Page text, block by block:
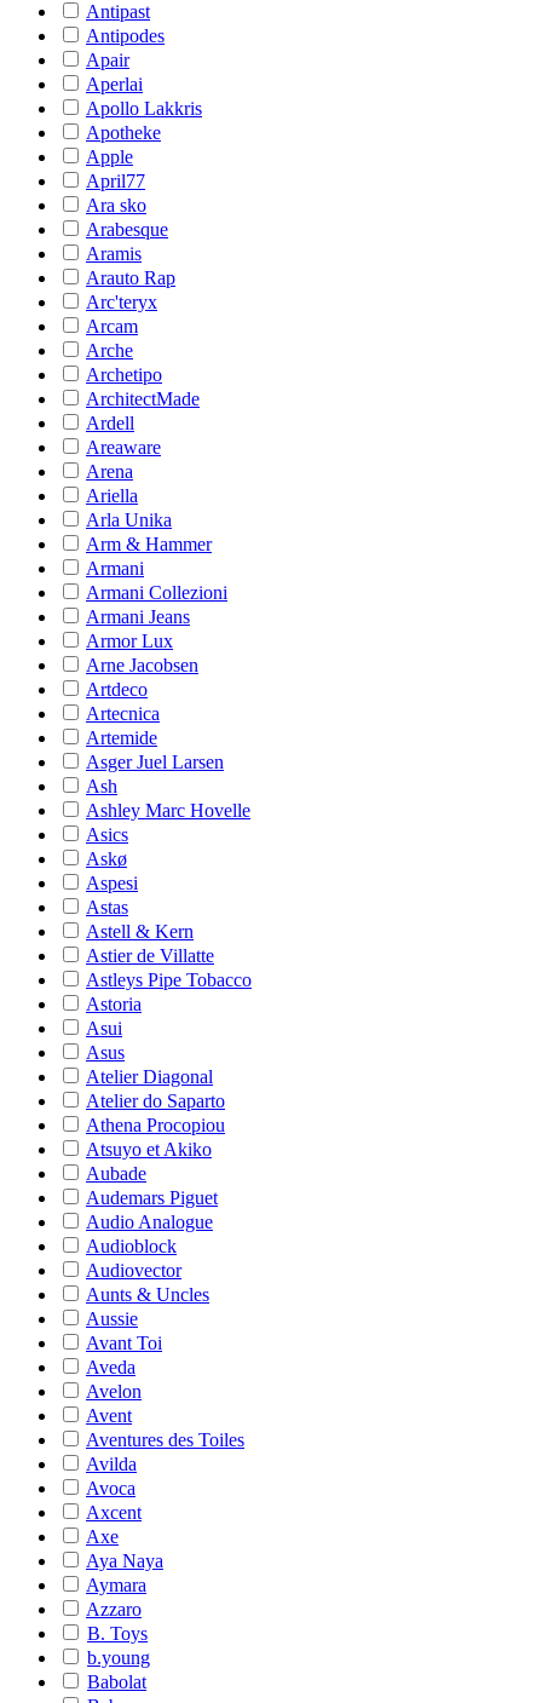
Antipast
Antipodes
Apair
Aperlai
Apollo Lakkris
Apotheke
Apple
April77
Ara sko
Arabesque
Aramis
Arauto Rap
Arc'teryx
Arcam
Arche
Archetipo
ArchitectMade
Ardell
Areaware
Arena
Ariella
Arla Unika
Arm & Hammer
Armani
Armani Collezioni
Armani Jeans
Armor Lux
Arne Jacobsen
Artdeco
Artecnica
Artemide
Asger Juel Larsen
Ash
Ashley Marc Hovelle
Asics
Askø
Aspesi
Astas
Astell & Kern
Astier de Villatte
Astleys Pipe Tobacco
Astoria
Asui
Asus
Atelier Diagonal
Atelier do Saparto
Athena Procopiou
Atsuyo et Akiko
Aubade
Audemars Piguet
Audio Analogue
Audioblock
Audiovector
Aunts & Uncles
Aussie
Avant Toi
Aveda
Avelon
Avent
Aventures des Toiles
Avilda
Avoca
Axcent
Axe
Aya Naya
Aymara
Azzaro
B. Toys
b.young
Babolat